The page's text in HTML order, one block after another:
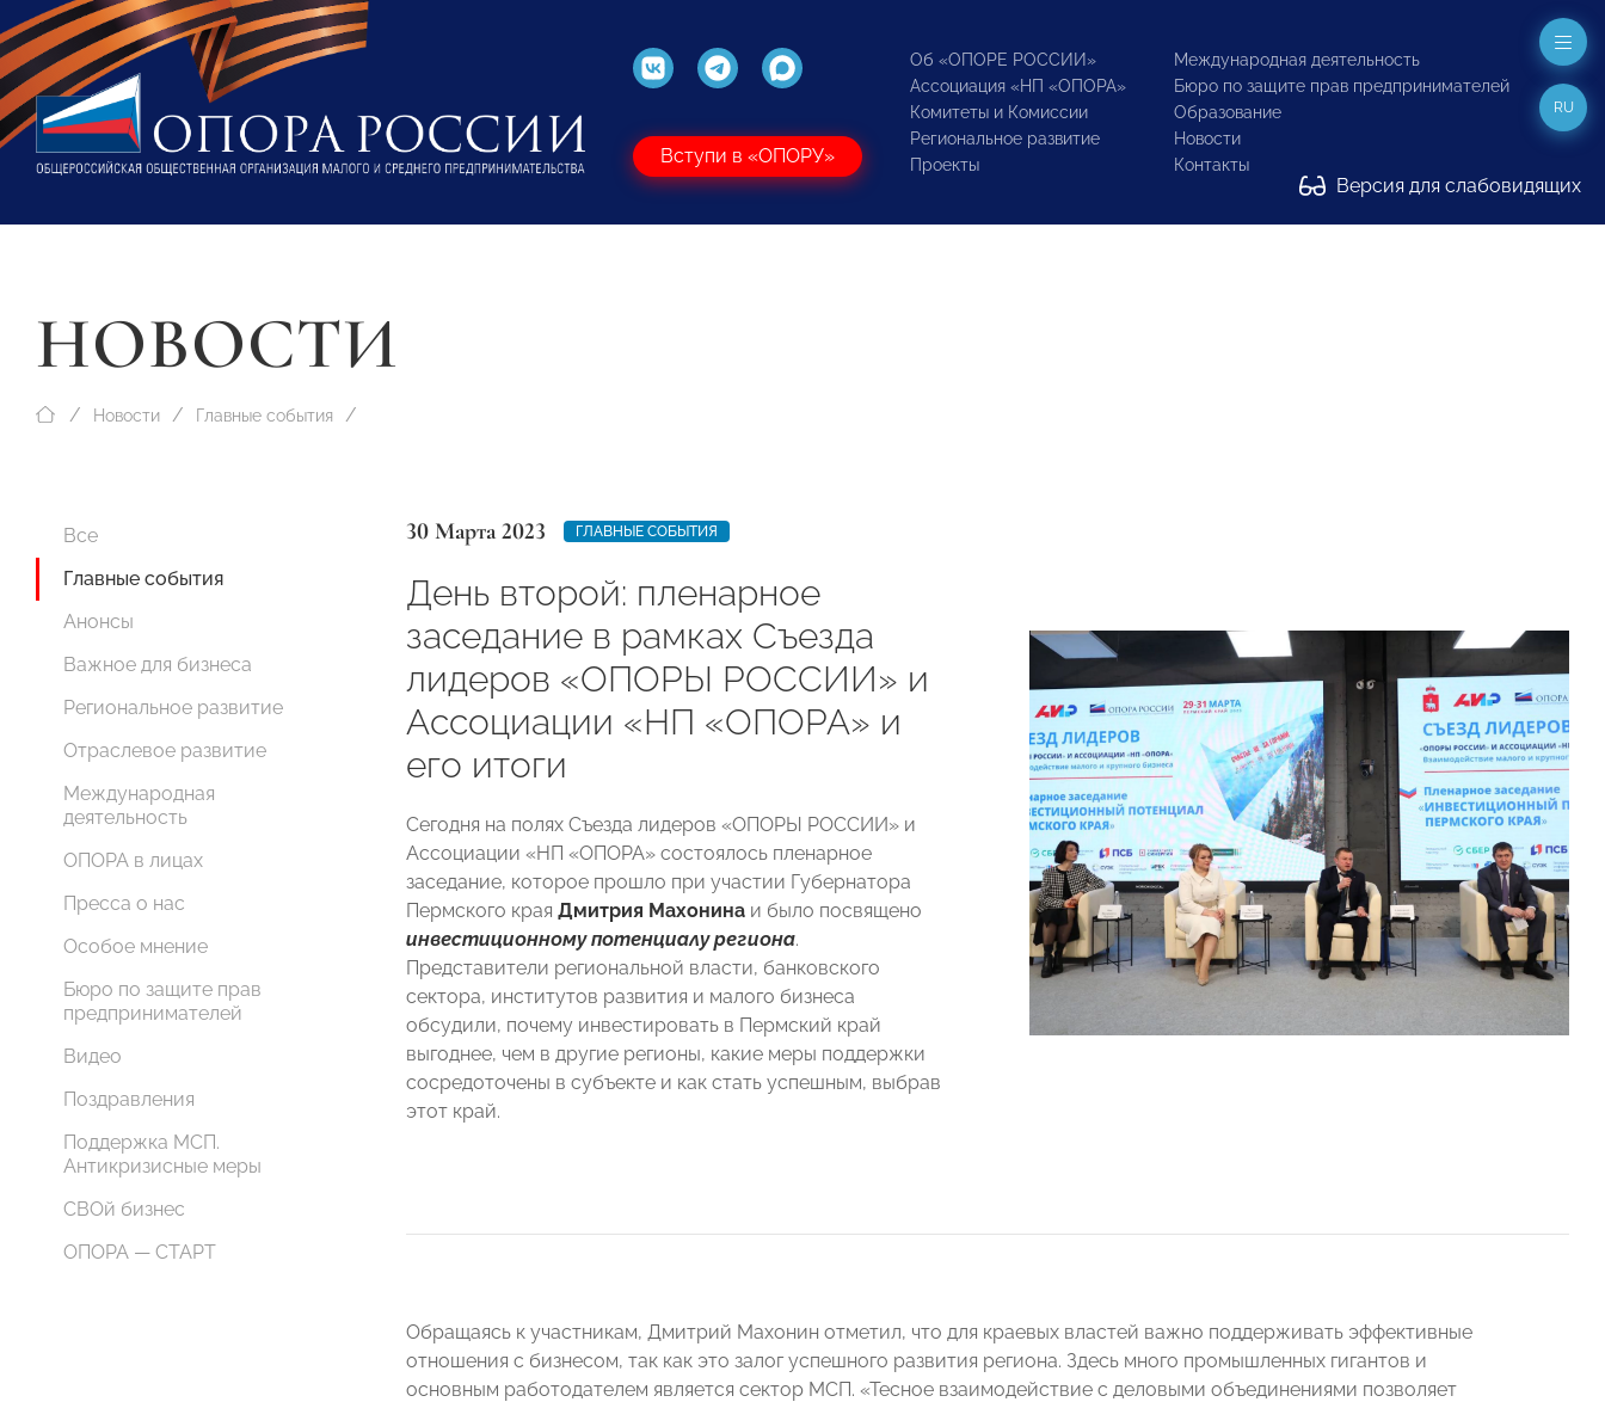
Вступи в «ОПОРУ»
Об «ОПОРЕ РОССИИ»
Ассоциация «НП «ОПОРА»
Комитеты и Комиссии
Региональное развитие
Проекты
Международная деятельность
Бюро по защите прав предпринимателей
Образование
Новости
Контакты
Версия для слабовидящих
RU
НОВОСТИ
Новости Главные события
Все
Главные события
Анонсы
Важное для бизнеса
Региональное развитие
Отраслевое развитие
Международная
деятельность
ОПОРА в лицах
Пресса о нас
Особое мнение
Бюро по защите прав
предпринимателей
Видео
Поздравления
Поддержка МСП.
Антикризисные меры
СВОй бизнес
ОПОРА — СТАРТ
30 Марта 2023 ГЛАВНЫЕ СОБЫТИЯ
День второй: пленарное
заседание в рамках Съезда
лидеров «ОПОРЫ РОССИИ» и
Ассоциации «НП «ОПОРА» и
его итоги
Сегодня на полях Съезда лидеров «ОПОРЫ РОССИИ» и
Ассоциации «НП «ОПОРА» состоялось пленарное
заседание, которое прошло при участии Губернатора
Пермского края Дмитрия Махонина и было посвящено
инвестиционному потенциалу региона.
Представители региональной власти, банковского
сектора, институтов развития и малого бизнеса
обсудили, почему инвестировать в Пермский край
выгоднее, чем в другие регионы, какие меры поддержки
сосредоточены в субъекте и как стать успешным, выбрав
этот край.
Обращаясь к участникам, Дмитрий Махонин отметил, что для краевых властей важно поддерживать эффективные
отношения с бизнесом, так как это залог успешного развития региона. Здесь много промышленных гигантов и
основным работодателем является сектор МСП. «Тесное взаимодействие с деловыми объединениями позволяет